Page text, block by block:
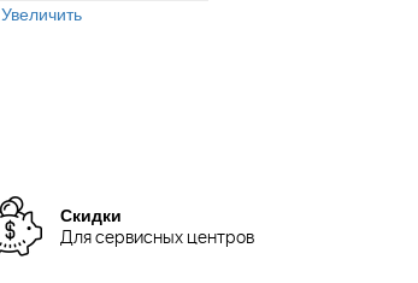
Увеличить
Скидки
Для сервисных центров